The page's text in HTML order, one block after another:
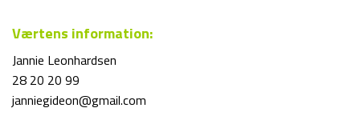
Værtens information:
Jannie Leonhardsen
28 20 20 99
janniegideon@gmail.com